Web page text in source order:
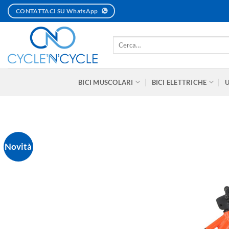
Salta
contenuti
CONTATTACI SU WhatsApp
Cerca:
BICI MUSCOLARI BICI ELETTRICHE
Novità